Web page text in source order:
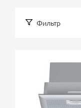
Фильтр
Розничная цена